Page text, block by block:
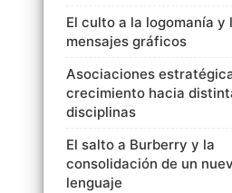
El culto a la logomanía y
mensajes gráficos
Asociaciones
crecimiento hacia
disciplinas
El salto a Burberry y la
consolidación de un
lenguaje